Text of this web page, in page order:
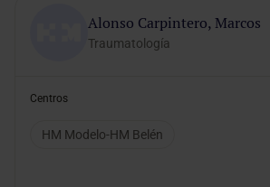
Alonso Carpintero, Marcos
Traumatología
Centros
HM Modelo-HM Belén